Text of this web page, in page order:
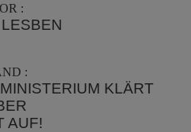
:
:
KLÄRT
AUF!